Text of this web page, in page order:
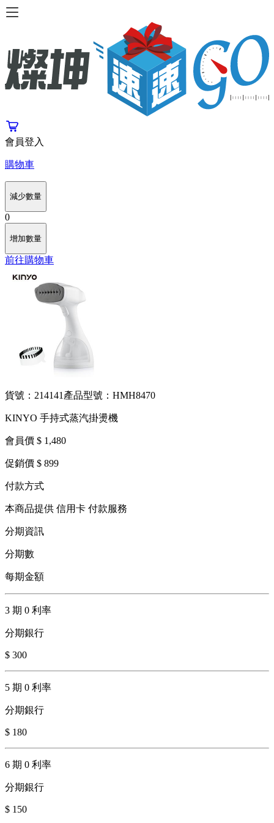
會員登入
購物車
減少數量
0
增加數量
前往購物車
貨號：214141 產品型號：HMH8470
KINYO 手持式蒸汽掛燙機
會員價 $ 1,480
促銷價 $ 899
付款方式
本商品提供 信用卡 付款服務
分期資訊
分期數
每期金額
3 期 0 利率
分期銀行
$ 300
5 期 0 利率
分期銀行
$ 180
6 期 0 利率
分期銀行
$ 150